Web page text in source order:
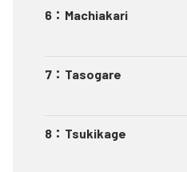
6 ： Machiakari
7 ： Tasogare
8 ： Tsukikage